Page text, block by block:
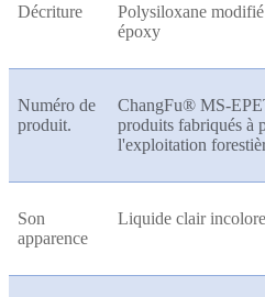
Décriture
Polysiloxane
époxy
Numéro de
produit.
ChangFu® MS-
produits fabriqués à
l'exploitation
Son
apparence
Liquide clair